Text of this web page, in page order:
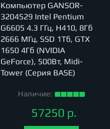
Компьютер GANSOR-
3204529 Intel Pentium
G6605 4.3 ГГц, H410, 8Гб
2666 МГц, SSD 1Тб, GTX
1650 4Гб (NVIDIA
GeForce), 500Вт, Midi-
Tower (Серия BASE)
Наличие:
57250 р.